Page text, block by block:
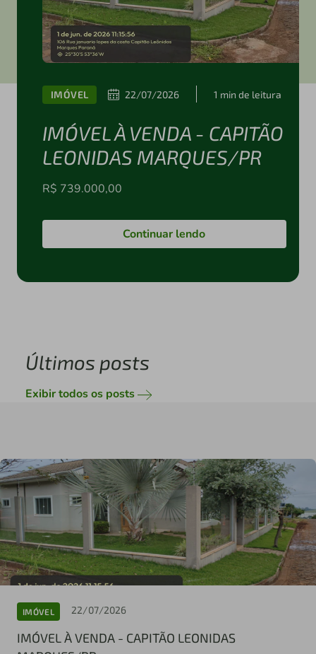
IMÓVEL 22/07/2026 1 min de leitura
IMÓVEL À VENDA - CAPITÃO
LEONIDAS MARQUES/PR
R$ 739.000,00
Continuar lendo
Últimos posts
Exibir todos os posts
IMÓVEL 22/07/2026
IMÓVEL À VENDA - CAPITÃO LEONIDAS